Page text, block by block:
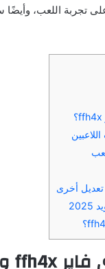
تجربة اللعب، وأيضًا